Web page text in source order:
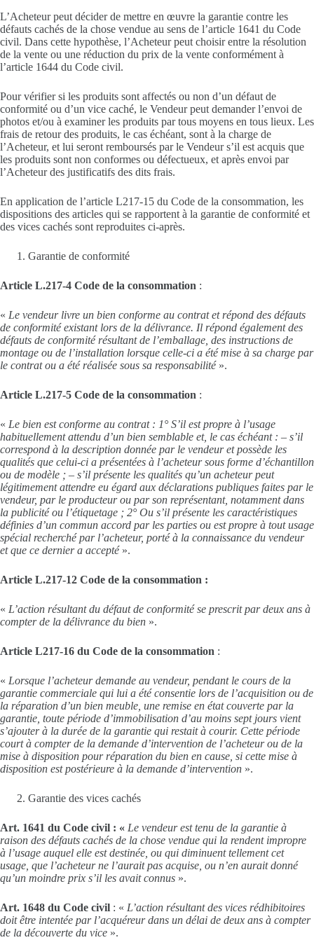
L’Acheteur peut décider de mettre en œuvre la garantie contre les
défauts cachés de la chose vendue au sens de l’article 1641 du Code
civil. Dans cette hypothèse, l’Acheteur peut choisir entre la résolution
de la vente ou une réduction du prix de la vente conformément à
l’article 1644 du Code civil.
Pour vérifier si les produits sont affectés ou non d’un défaut de
conformité ou d’un vice caché, le Vendeur peut demander l’envoi de
photos et/ou à examiner les produits par tous moyens en tous lieux. Les
frais de retour des produits, le cas échéant, sont à la charge de
l’Acheteur, et lui seront remboursés par le Vendeur s’il est acquis que
les produits sont non conformes ou défectueux, et après envoi par
l’Acheteur des justificatifs des dits frais.
En application de l’article L217-15 du Code de la consommation, les
dispositions des articles qui se rapportent à la garantie de conformité et
des vices cachés sont reproduites ci-après.
Garantie de conformité
Article L.217-4 Code de la consommation :
« Le vendeur livre un bien conforme au contrat et répond des défauts
de conformité existant lors de la délivrance. Il répond également des
défauts de conformité résultant de l’emballage, des instructions de
montage ou de l’installation lorsque celle-ci a été mise à sa charge par
le contrat ou a été réalisée sous sa responsabilité».
Article L.217-5 Code de la consommation :
« Le bien est conforme au contrat : 1° S’il est propre à l’usage
habituellement attendu d’un bien semblable et, le cas échéant : – s’il
correspond à la description donnée par le vendeur et possède les
qualités que celui-ci a présentées à l’acheteur sous forme d’échantillon
ou de modèle ; – s’il présente les qualités qu’un acheteur peut
légitimement attendre eu égard aux déclarations publiques faites par le
vendeur, par le producteur ou par son représentant, notamment dans
la publicité ou l’étiquetage ; 2° Ou s’il présente les caractéristiques
définies d’un commun accord par les parties ou est propre à tout usage
spécial recherché par l’acheteur, porté à la connaissance du vendeur
et que ce dernier a accepté».
Article L.217-12 Code de la consommation :
« L’action résultant du défaut de conformité se prescrit par deux ans à
compter de la délivrance du bien ».
Article L217-16 du Code de la consommation :
« Lorsque l’acheteur demande au vendeur, pendant le cours de la
garantie commerciale qui lui a été consentie lors de l’acquisition ou de
la réparation d’un bien meuble, une remise en état couverte par la
garantie, toute période d’immobilisation d’au moins sept jours vient
s’ajouter à la durée de la garantie qui restait à courir. Cette période
court à compter de la demande d’intervention de l’acheteur ou de la
mise à disposition pour réparation du bien en cause, si cette mise à
disposition est postérieure à la demande d’intervention ».
Garantie des vices cachés
Art. 1641 du Code civil : « Le vendeur est tenu de la garantie à
raison des défauts cachés de la chose vendue qui la rendent impropre
à l’usage auquel elle est destinée, ou qui diminuent tellement cet
usage, que l’acheteur ne l’aurait pas acquise, ou n’en aurait donné
qu’un moindre prix s’il les avait connus ».
Art. 1648 du Code civil : « L’action résultant des vices rédhibitoires
doit être intentée par l’acquéreur dans un délai de deux ans à compter
de la découverte du vice ».